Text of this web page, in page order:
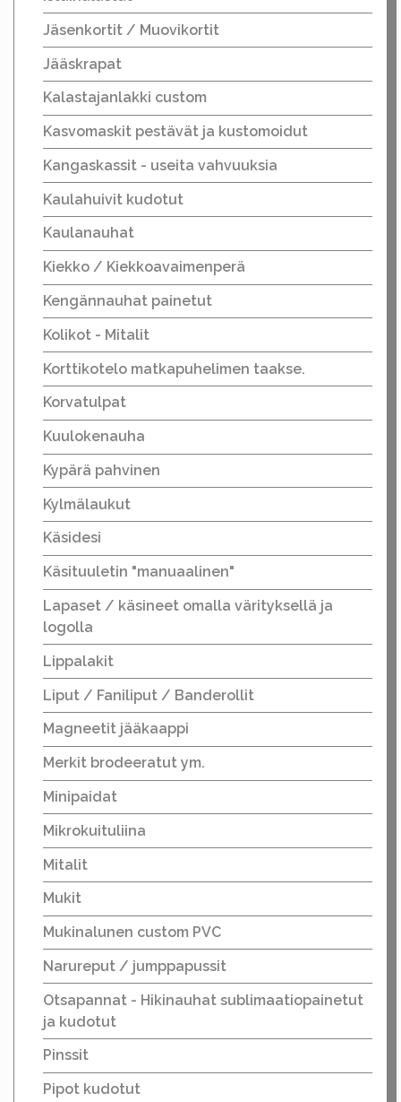
Jäsenkortit / Muovikortit
Jääskrapat
Kalastajanlakki custom
Kasvomaskit pestävät ja kustomoidut
Kangaskassit - useita vahvuuksia
Kaulahuivit kudotut
Kaulanauhat
Kiekko / Kiekkoavaimenperä
Kengännauhat painetut
Kolikot - Mitalit
Korttikotelo matkapuhelimen taakse.
Korvatulpat
Kuulokenauha
Kypärä pahvinen
Kylmälaukut
Käsidesi
Käsituuletin "manuaalinen"
Lapaset / käsineet omalla värityksellä ja
logolla
Lippalakit
Liput / Faniliput / Banderollit
Magneetit jääkaappi
Merkit brodeeratut ym.
Minipaidat
Mikrokuituliina
Mitalit
Mukit
Mukinalunen custom PVC
Narureput / jumppapussit
Otsapannat - Hikinauhat sublimaatiopainetut
ja kudotut
Pinssit
Pipot kudotut